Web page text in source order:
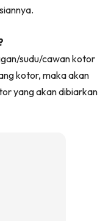
sudu/cawan kotor
kotor, maka akan
yang akan dibiarkan